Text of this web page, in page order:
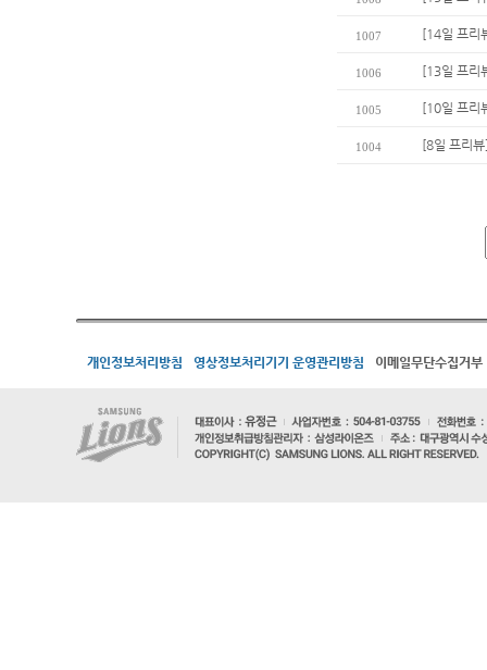
1007 [14일 프리
1006 [13일 프리
1005 [10일 프리
1004 [8일 프리
개인정보처리방침 영상정보처리기기 운영관리방침 이메일무단수집거부